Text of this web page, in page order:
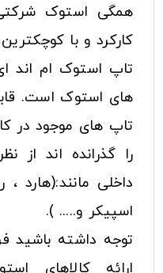
همگی استوک
کارکرد و با
تاپ استوک ام اند
های استوک است.
تاپ های موجود در
را گذرانده اند
داخلی مانند:(هارد
اسپیکر و..... ).
توجه داشته باشید
ارائه کالاهای